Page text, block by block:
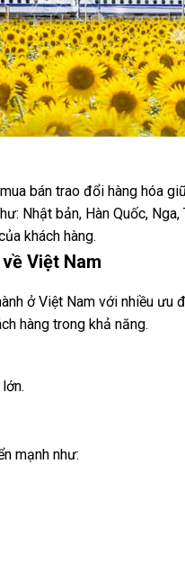
bán trao đổi hàng hóa
Nhật bản, Hàn Quốc,
khách hàng.
Việt Nam
ở Việt Nam với nhiều ưu
hàng trong khả năng.
mạnh như: